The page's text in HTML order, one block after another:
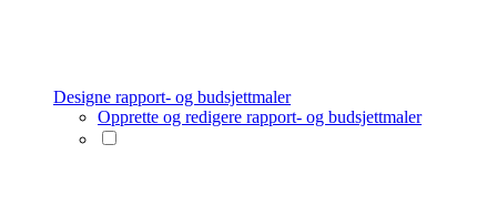
Designe rapport- og budsjettmaler
Opprette og redigere rapport- og budsjettmaler